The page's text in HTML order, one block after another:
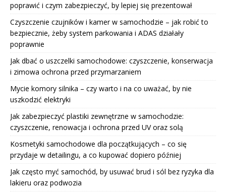
poprawić i czym zabezpieczyć, by lepiej się prezentował
Czyszczenie czujników i kamer w samochodzie – jak robić to
bezpiecznie, żeby system parkowania i ADAS działały
poprawnie
Jak dbać o uszczelki samochodowe: czyszczenie, konserwacja
i zimowa ochrona przed przymarzaniem
Mycie komory silnika – czy warto i na co uważać, by nie
uszkodzić elektryki
Jak zabezpieczyć plastiki zewnętrzne w samochodzie:
czyszczenie, renowacja i ochrona przed UV oraz solą
Kosmetyki samochodowe dla początkujących – co się
przydaje w detailingu, a co kupować dopiero później
Jak często myć samochód, by usuwać brud i sól bez ryzyka dla
lakieru oraz podwozia